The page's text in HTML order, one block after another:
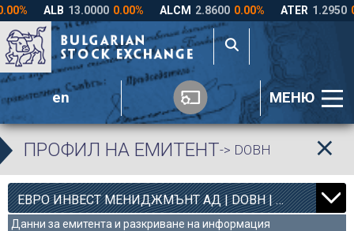
en МЕНЮ
ПРОФИЛ НА ЕМИТЕНТ-> DOBH
ЕВРО ИНВЕСТ МЕНИДЖМЪНТ АД | DOBH |8 4363
0.00%
Данни за емитента и разкриване на информация